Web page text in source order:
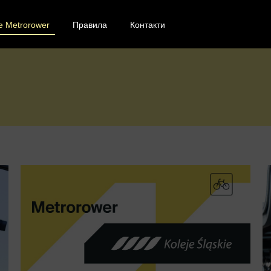
Metrorower Правила Контакти